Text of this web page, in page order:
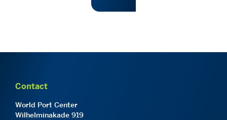
Contact
World Port Center
Wilhelminakade 919